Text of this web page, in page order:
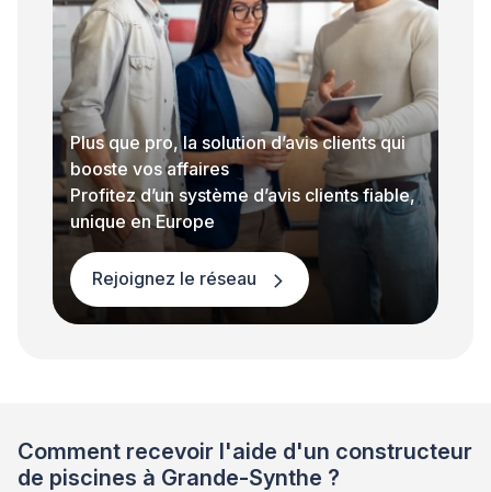
Plus que pro, la solution d’avis clients qui
booste vos affaires
Profitez d’un système d’avis clients fiable,
unique en Europe
Rejoignez le réseau
Comment recevoir l'aide d'un constructeur
de piscines à Grande-Synthe ?